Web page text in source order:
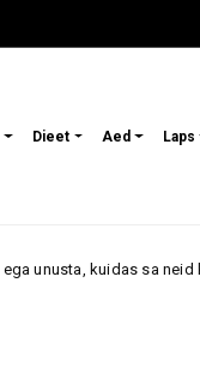
Dieet Aed Laps
sa neid kohtlesid